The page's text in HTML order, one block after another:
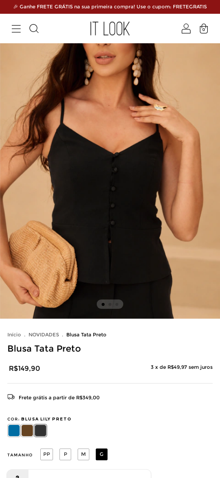
🎉 Ganhe FRETE GRÁTIS na sua primeira compra! Use o cupom: FRETEGRATIS
0
Início . NOVIDADES . Blusa Tata Preto
Blusa Tata Preto
R$149,90 3 x de R$49,97 sem juros
Frete grátis a partir de R$349,00
COR: BLUSA LILY PRETO
TAMANHO PP P M G